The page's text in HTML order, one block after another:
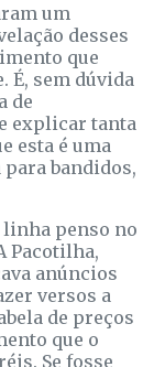
um
desses
que
É, sem dúvida
de
explicar tanta
esta é uma
bandidos,
linha penso no
Pacotilha,
anúncios
versos a
de preços
que o
Se fosse